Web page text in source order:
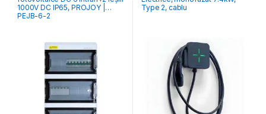
1000V DC IP65, PROJOY |
PEJB-6-2
Type 2, cablu